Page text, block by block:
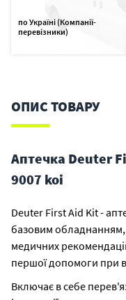
по Україні (Компанії-
перевізники)
ОПИС ТОВАРУ
Аптечка Deuter
9007 koi
Deuter First Aid Kit -
базовим обладнанням,
медичних
першої допомоги при
Включає в себе